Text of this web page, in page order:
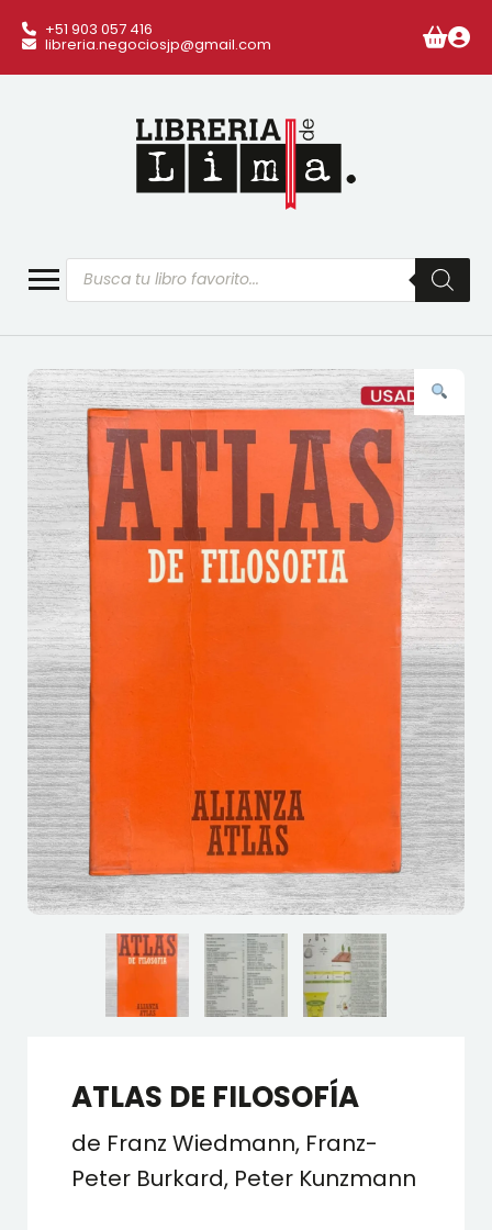
+51 903 057 416
libreria.negociosjp@gmail.com
Búsqueda
de
productos
ATLAS DE FILOSOFÍA
de Franz Wiedmann, Franz-
Peter Burkard, Peter Kunzmann